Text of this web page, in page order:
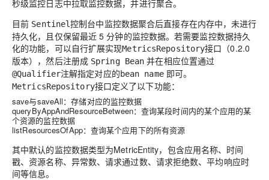
秒级监控日志中拉取监控数据，并进行聚合。
目前 Sentinel控制台中监控数据聚合后直接存在内存中，未进行
持久化，且仅保留最近 5 分钟的监控数据。若需要监控数据持久
化的功能，可以自行扩展实现MetricsRepository接口（0.2.0
版本），然后注册成 Spring Bean 并在相应位置通过
@Qualifier注解指定对应的bean name即可。
MetricsRepository接口定义了以下功能：
save与saveAll：存储对应的监控数据
queryByAppAndResourceBetween：查询某段时间内的某个应用的某
个资源的监控数据
listResourcesOfApp：查询某个应用下的所有资源
其中默认的监控数据类型为MetricEntity，包含应用名称、时间
戳、资源名称、异常数、请求通过数、请求拒绝数、平均响应时
间等信息。